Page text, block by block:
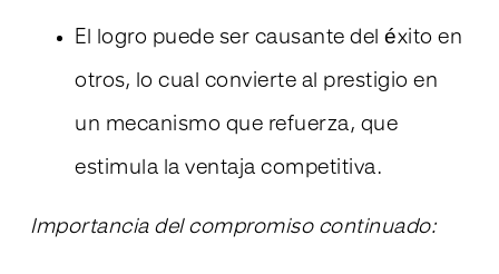
El logro puede ser causante del éxito en
otros, lo cual convierte al prestigio en
un mecanismo que refuerza, que
estimula la ventaja competitiva.
Importancia del compromiso continuado: